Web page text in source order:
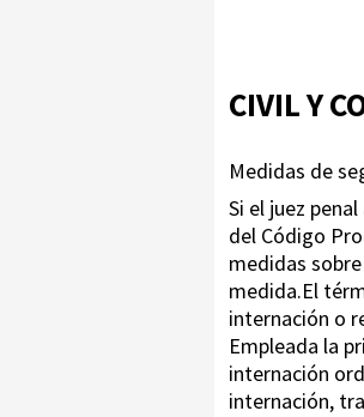
CIVIL Y
Medidas de
Si el juez
del Código
medidas
medida.El
internación o
Empleada la
internación
internación,